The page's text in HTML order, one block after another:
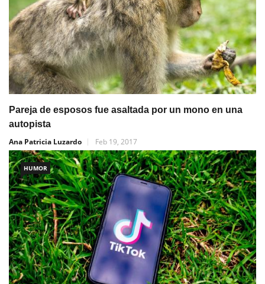
Pareja de esposos fue asaltada por un mono en una
autopista
Ana Patricia Luzardo
Feb 19, 2017
HUMOR